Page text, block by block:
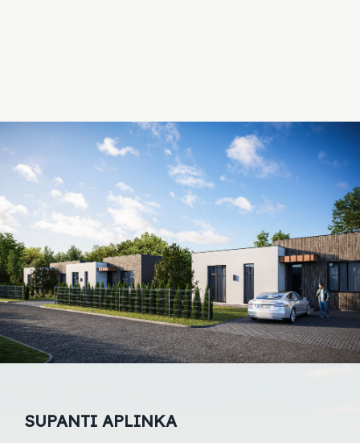
SUPANTI APLINKA